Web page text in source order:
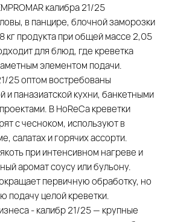
калибра 21/25
в панцире, блочной заморозки
кг продукта при общей массе 2,05
для блюд, где креветка
элементом подачи.
25 оптом востребованы
и паназиатской кухни, банкетными
В HoReCa креветки
с чесноком, используют в
салатах и горячих ассорти.
при интенсивном нагреве и
аромат соусу или бульону.
первичную обработку, но
подачу целой креветки.
- калибр 21/25 — крупные